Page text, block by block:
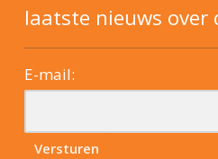
laatste nieuws over
E-mail: